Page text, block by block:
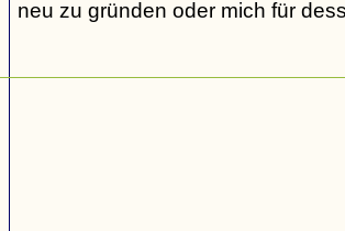
neu zu gründen oder mich für